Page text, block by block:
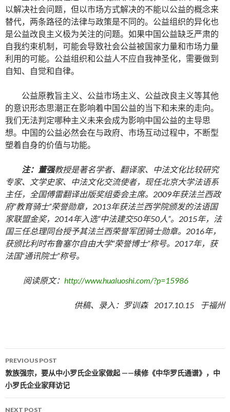
以解决社会问题，但以市场方式解决的不能以公益的概念来
替代，两条路径的法律与政策是不同的。公益组织的异化也
是公益改良主义极为关注的问题。如果中国公益缺乏严肃的
自我约束机制，可能会导致社会公益被国家力量和市场力量
利用的可能。公益组织和公益人不应自我神圣化，需要做到
自知、自觉和自律。
公益原教旨主义、公益市场主义、公益改良主义等其他
的意识形态思潮正在影响着中国公益的当下和未来的走向。
我们无法判定哪种主义未来会成为影响中国公益的主导思
想。中国的公益必然会在与政府、市场互动过程中，不断型
塑着自身的价值与功能。
注：董强教授是著名学者、翻译家、中法文化比较研究
专家、文学史家、中法文化交流使者，现任北京大学法语系
主任，全国傅雷翻译出版奖组委会主席。2009年获法兰西政
府“教育骑士”荣誉勋章，2013年获法兰西学院颁发的法语国
家联盟金奖，2014年入选“中法建交50年50人”。2015年，法
国三任总理同台授予其法兰西荣誉军团骑士勋章。2016年，
获颁比利时布鲁塞尔自由大学“荣誉博士”称号。2017年，获
法国“通讯院士”称号。
阅读原文： http://www.hualuoshi.com/?p=15986
供稿、录入：罗训森 2017.10.15 于福州
Post navigation
PREVIOUS POST
敦族强宗，要从中小罗氏企业家做起 ——续修《中华罗氏通谱》，中
小罗氏企业家拜访记
NEXT POST